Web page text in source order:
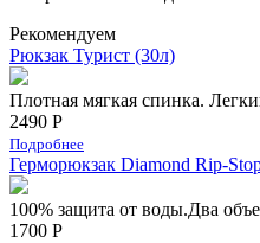
Рекомендуем
Рюкзак Турист (30л)
Плотная мягкая спинка.
2490 Р
Подробнее
Герморюкзак Diamond Rip-
100% защита от воды.Два
1700 Р